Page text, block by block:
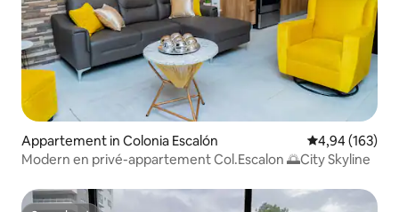
Appartement in Colonia Escalón Gemiddelde
4,94 (163)
Modern en privé-appartement Col.Escalon 🌅City Skyline